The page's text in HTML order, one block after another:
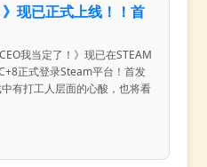
》现已正式上线！！首
我当定了！》现已在STEAM
正式登录Steam平台！首发
有打工人层面的心酸，也将看